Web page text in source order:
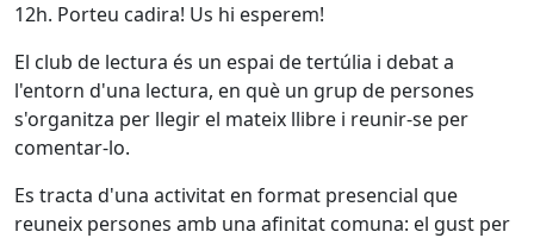
12h. Porteu cadira! Us hi esperem!
El club de lectura és un espai de tertúlia i debat a
l'entorn d'una lectura, en què un grup de persones
s'organitza per llegir el mateix llibre i reunir-se per
comentar-lo.
Es tracta d'una activitat en format presencial que
reuneix persones amb una afinitat comuna: el gust per